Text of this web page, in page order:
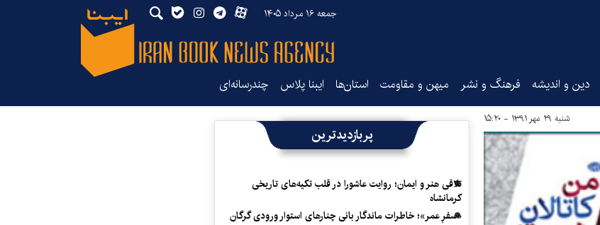
جمعه ۱۶ مرداد ۱۴۰۵
دین و اندیشه فرهنگ و نشر میهن و مقاومت استان‌ها ایبنا پلاس چندرسانه‌ای
شنبه ۲۹ مهر ۱۳۹۱ - ۱۵:۲۰
پربازدیدترین
تلاقی هنر و ایمان؛ روایت عاشورا در قلب تکیه‌های تاریخی
کرمانشاه
«سفرِ عمر»؛ خاطرات ماندگار بانی چنارهای استوار ورودی گرگان